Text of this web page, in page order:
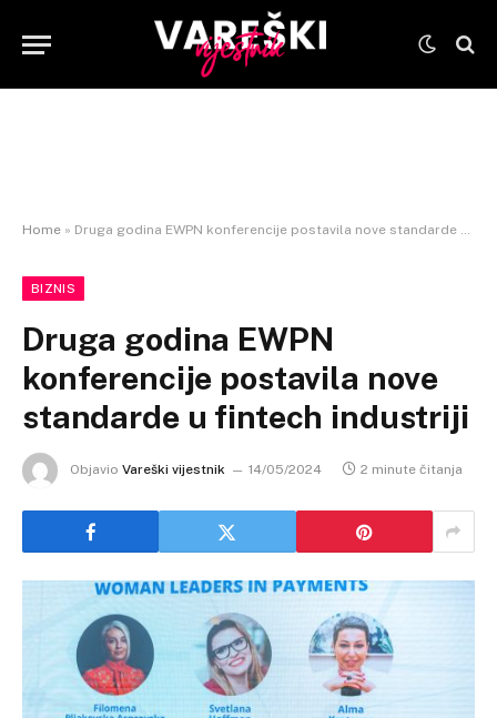
Home » Druga godina EWPN konferencije postavila nove standarde u fintech industriji
BIZNIS
Druga godina EWPN
konferencije postavila nove
standarde u fintech industriji
Objavio Vareški vijestnik 14/05/2024 2 minute čitanja